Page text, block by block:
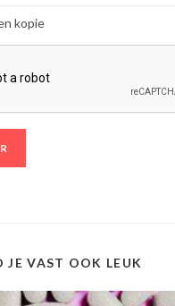
kopie
JE VAST OOK LEUK